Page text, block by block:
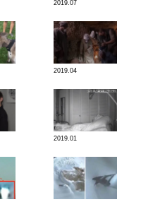
2019.07
2019.04
2019.01